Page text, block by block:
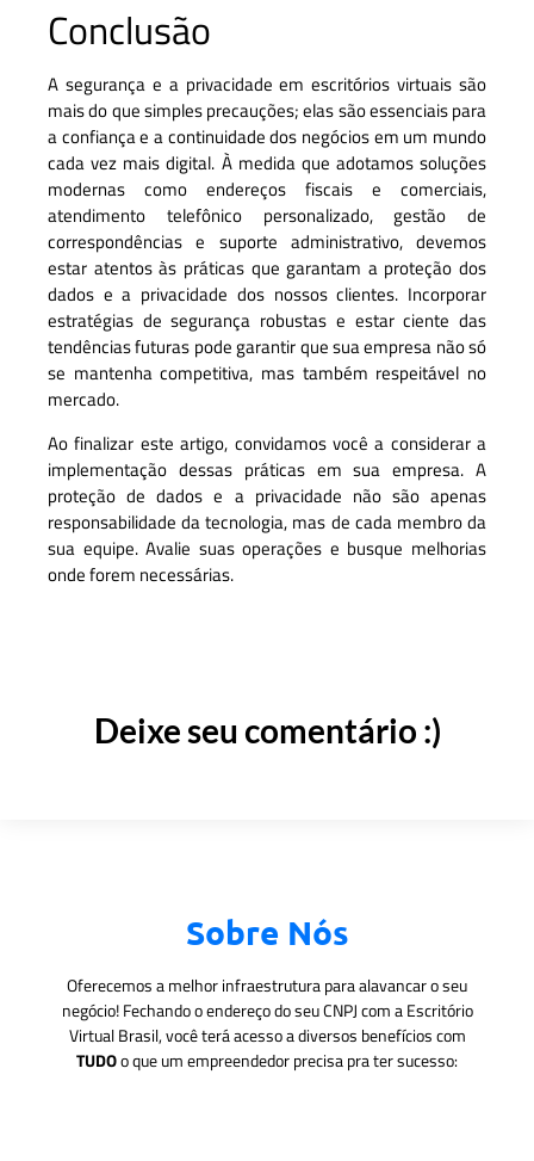
Conclusão
A segurança e a privacidade em escritórios virtuais são
mais do que simples precauções; elas são essenciais para
a confiança e a continuidade dos negócios em um mundo
cada vez mais digital. À medida que adotamos soluções
modernas como endereços fiscais e comerciais,
atendimento telefônico personalizado, gestão de
correspondências e suporte administrativo, devemos
estar atentos às práticas que garantam a proteção dos
dados e a privacidade dos nossos clientes. Incorporar
estratégias de segurança robustas e estar ciente das
tendências futuras pode garantir que sua empresa não só
se mantenha competitiva, mas também respeitável no
mercado.
Ao finalizar este artigo, convidamos você a considerar a
implementação dessas práticas em sua empresa. A
proteção de dados e a privacidade não são apenas
responsabilidade da tecnologia, mas de cada membro da
sua equipe. Avalie suas operações e busque melhorias
onde forem necessárias.
Deixe seu comentário :)
Sobre Nós
Oferecemos a melhor infraestrutura para alavancar o seu
negócio! Fechando o endereço do seu CNPJ com a Escritório
Virtual Brasil, você terá acesso a diversos benefícios com
TUDOo que um empreendedor precisa pra ter sucesso: